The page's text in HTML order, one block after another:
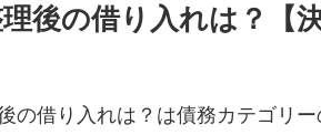
後の借り入れは？【決
の借り入れは？は債務カテゴリ